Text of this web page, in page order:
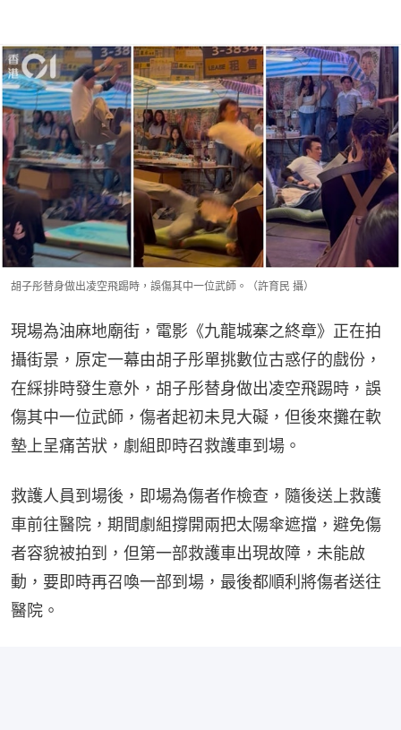
胡子彤替身做出凌空飛踢時，誤傷其中一位武師。（許育民 攝）
現場為油麻地廟街，電影《九龍城寨之終章》正在拍
攝街景，原定一幕由胡子彤單挑數位古惑仔的戲份，
在綵排時發生意外，胡子彤替身做出凌空飛踢時，誤
傷其中一位武師，傷者起初未見大礙，但後來攤在軟
墊上呈痛苦狀，劇組即時召救護車到場。
救護人員到場後，即場為傷者作檢查，隨後送上救護
車前往醫院，期間劇組撐開兩把太陽傘遮擋，避免傷
者容貌被拍到，但第一部救護車出現故障，未能啟
動，要即時再召喚一部到場，最後都順利將傷者送往
醫院。